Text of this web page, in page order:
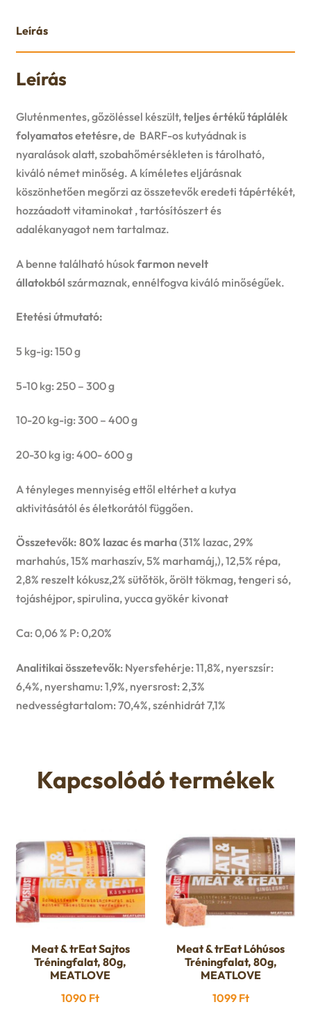
Leírás
Leírás
Gluténmentes, gőzöléssel készült,teljes értékű táplálék
folyamatos etetésre,de BARF-os kutyádnak is
nyaralások alatt, szobahőmérsékleten is tárolható,
kiváló német minőség. A kíméletes eljárásnak
köszönhetően megőrzi az összetevők eredeti tápértékét,
hozzáadott vitaminokat , tartósítószert és
adalékanyagot nem tartalmaz.
A benne található húsokfarmon nevelt
állatokból származnak, ennélfogva kiváló minőségűek.
Etetési útmutató:
5 kg-ig: 150 g
5-10 kg: 250 – 300 g
10-20 kg-ig: 300 – 400 g
20-30 kg ig: 400- 600 g
A tényleges mennyiség ettől eltérhet a kutya
aktivitásától és életkorától függően.
Összetevők: 80% lazac és marha(31% lazac, 29%
marhahús, 15% marhaszív, 5% marhamáj,), 12,5% répa,
2,8% reszelt kókusz,2% sütőtök, őrölt tökmag, tengeri só,
tojáshéjpor, spirulina, yucca gyökér kivonat
Ca: 0,06 % P: 0,20%
Analitikai összetevők: Nyersfehérje: 11,8%, nyerszsír:
6,4%, nyershamu: 1,9%, nyersrost: 2,3%
nedvességtartalom: 70,4%, szénhidrát 7,1%
Kapcsolódó termékek
Meat & trEat Sajtos
Tréningfalat, 80g,
MEATLOVE
1090 Ft
Meat & trEat Lóhúsos
Tréningfalat, 80g,
MEATLOVE
1099 Ft